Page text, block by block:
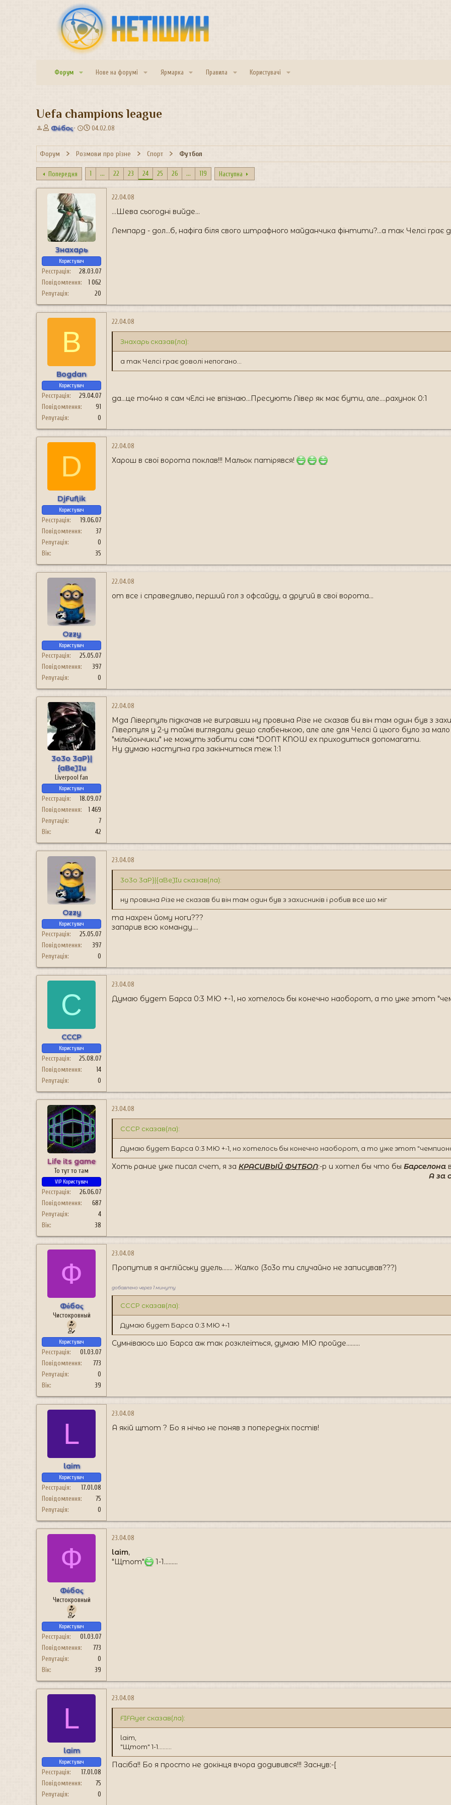
Форум Нове на форумі Ярмарка Правила Користувачі
Uefa champions league
А
т
о
р
т
е
м
Фόбоς
Д
т
а
с
в
о
н
н
я
04.02.08
Форум Розмови про різне Спорт Футбол
Попередня 1 ... 22 23 24 25 26 ... 119 Наступна
Знахарь
Користувач
Реєстрація
28.03.07
Повідомлення
1 062
Репутація
20
22.04.08
...Шева сьогодні вийде...
Лемпард - дол...б, нафіга біля свого штрафного майданчика фінтити?...а так Челсі грає
B
Bogdan
Користувач
Реєстрація
29.04.07
Повідомлення
91
Репутація
0
22.04.08
Знахарь сказав(ла):
а так Челсі грає доволі непогано...
да...це то4но я сам чЕлсі не впізнаю...Пресують Лівер як має бути, але....рахунок 0:1
D
DjFuflik
Користувач
Реєстрація
19.06.07
Повідомлення
37
Репутація
0
Вік
35
22.04.08
Харош в свої ворота поклав!!! Мальок патірявся!
Ozzy
Користувач
Реєстрація
25.05.07
Повідомлення
397
Репутація
0
22.04.08
от все і справедливо, перший гол з офсайду, а другий в свої ворота...
3o3o 3aP}|
{aBeJIu
Liverpool fan
Користувач
Реєстрація
18.09.07
Повідомлення
1 469
Репутація
7
Вік
42
22.04.08
Мда Ліверпуль підкачав не вигравши ну провина Різе не сказав би він там один був з
Ліверпуля у 2-у таймі виглядали дещо слабенькою, але але для Челсі й цього було за
"мільйончики" не можуть забити самі *DONT KNOW ех приходиться допомагати.
Ну думаю наступна гра закінчиться теж 1:1
Ozzy
Користувач
Реєстрація
25.05.07
Повідомлення
397
Репутація
0
23.04.08
3o3o 3aP}|{aBeJIu сказав(ла):
ну провина Різе не сказав би він там один був з захисників і робив все шо міг
та нахрен йому ноги???
запарив всю команду....
C
CCCP
Користувач
Реєстрація
25.08.07
Повідомлення
14
Репутація
0
23.04.08
Думаю будет Барса 0:3 МЮ +-1, но хотелось бы конечно наоборот, а то уже этот
Life its game
То тут то там
VIP Користувач
Реєстрація
26.06.07
Повідомлення
687
Репутація
4
Вік
38
23.04.08
CCCP сказав(ла):
Думаю будет Барса 0:3 МЮ +-1, но хотелось бы конечно наоборот, а то уже этот
Хоть рание уже писал счет, я за КРАСИВЫЙ ФУТБОЛ:-p и хотел бы что бы Барселона
А за
Ф
Фόбоς
Чистокровный
Користувач
Реєстрація
01.03.07
Повідомлення
773
Репутація
0
Вік
39
23.04.08
Пропутив я англійську дуель....... Жалко (3о3о ти случайно не записував???)
добавлено через 1 минуту
CCCP сказав(ла):
Думаю будет Барса 0:3 МЮ +-1
Сумніваюсь шо Барса аж так розклеїться, думаю МЮ пройде.........
L
laim
Користувач
Реєстрація
17.01.08
Повідомлення
75
Репутація
0
23.04.08
А якій щтот ? Бо я нічьо не поняв з попередніх постів!
Ф
Фόбоς
Чистокровный
Користувач
Реєстрація
01.03.07
Повідомлення
773
Репутація
0
Вік
39
23.04.08
laim,
"Щтот"
1-1.........
L
laim
Користувач
Реєстрація
17.01.08
Повідомлення
75
Репутація
0
23.04.08
FIFAyer сказав(ла):
laim,
"Щтот" 1-1.........
Пасіба!! Бо я просто не докінця вчора додивився!!! Заснув:-[